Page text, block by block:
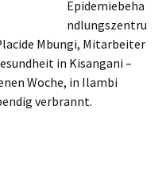
Epidemiebeha
ndlungszentru
Mbungi, Mitarbeiter
in Kisangani –
Woche, in Ilambi
verbrannt.
der Psychose des